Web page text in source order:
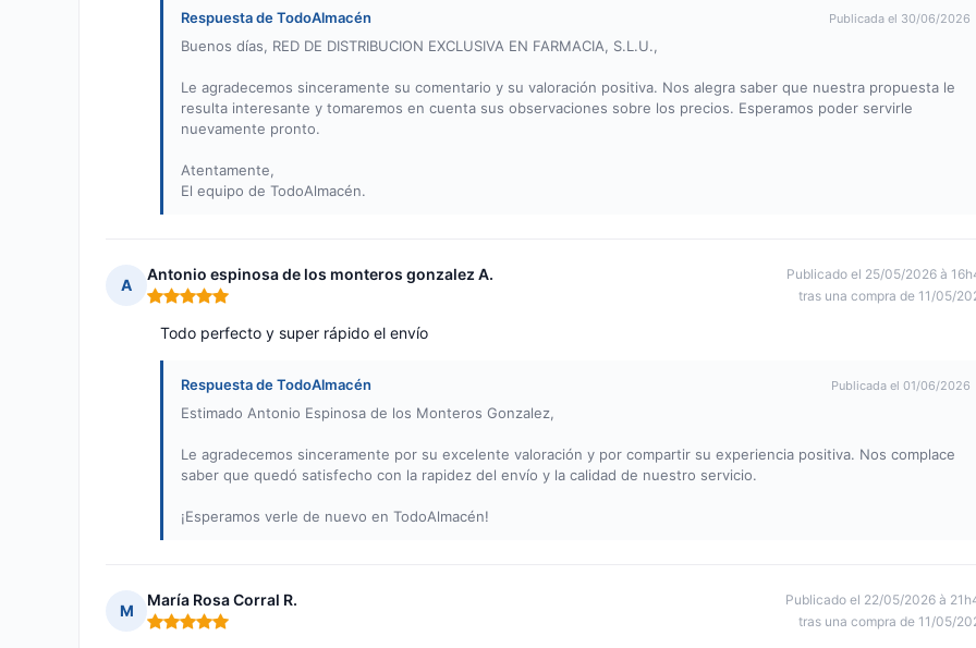
Respuesta de TodoAlmacén Publicada el 30/06/2026
Buenos días, RED DE DISTRIBUCION EXCLUSIVA EN FARMACIA, S.L.U.,
Le agradecemos sinceramente su comentario y su valoración positiva. Nos alegra saber que nuestra propuesta le
resulta interesante y tomaremos en cuenta sus observaciones sobre los precios. Esperamos poder servirle
nuevamente pronto.
Atentamente,
El equipo de TodoAlmacén.
A
Antonio espinosa de los monteros gonzalez A.
Nota: 5 de 5
Publicado el 25/05/2026 à
tras una compra de 11/05/
Todo perfecto y super rápido el envío
Respuesta de TodoAlmacén Publicada el 01/06/2026
Estimado Antonio Espinosa de los Monteros Gonzalez,
Le agradecemos sinceramente por su excelente valoración y por compartir su experiencia positiva. Nos complace
saber que quedó satisfecho con la rapidez del envío y la calidad de nuestro servicio.
¡Esperamos verle de nuevo en TodoAlmacén!
M
María Rosa Corral R.
Nota: 5 de 5
Publicado el 22/05/2026 à
tras una compra de 11/05/